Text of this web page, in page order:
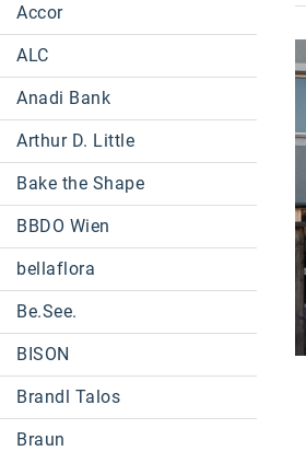
Accor
ALC
Anadi Bank
Arthur D. Little
Bake the Shape
BBDO Wien
bellaflora
Be.See.
BISON
Brandl Talos
Braun